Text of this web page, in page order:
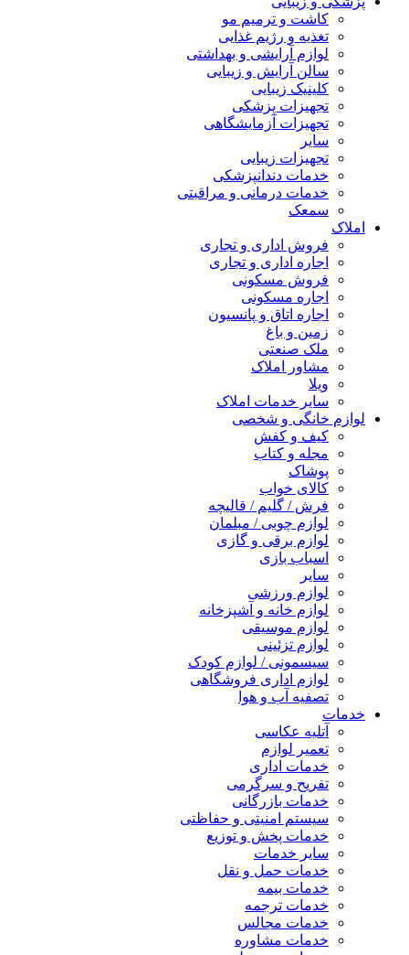
کاشت و ترمیم مو
تغذیه و رژیم غذایی
لوازم آرایشی و بهداشتی
سالن آرایش و زیبایی
کلینیک زیبایی
تجهیزات پزشکی
تجهیزات آزمایشگاهی
سایر
تجهیزات زیبایی
خدمات دندانپزشکی
خدمات درمانی و مراقبتی
سمعک
املاک
فروش اداری و تجاری
اجاره اداری و تجاری
فروش مسکونی
اجاره مسکونی
اجاره اتاق و پانسیون
زمین و باغ
ملک صنعتی
مشاور املاک
ویلا
سایر خدمات املاک
لوازم خانگی و شخصی
کیف و کفش
مجله و کتاب
پوشاک
کالای خواب
فرش / گلیم / قالیچه
لوازم چوبی / مبلمان
لوازم برقی و گازی
اسباب بازی
سایر
لوازم ورزشی
لوازم خانه و آشپزخانه
لوازم موسیقی
لوازم تزئینی
سیسمونی / لوازم کودک
لوازم اداری فروشگاهی
تصفیه آب و هوا
خدمات
آتلیه عکاسی
تعمیر لوازم
خدمات اداری
تفریح و سرگرمی
خدمات بازرگانی
سیستم امنیتی و حفاظتی
خدمات پخش و توزیع
سایر خدمات
خدمات حمل و نقل
خدمات بیمه
خدمات ترجمه
خدمات مجالس
خدمات مشاوره